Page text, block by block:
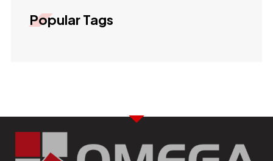
Popular Tags